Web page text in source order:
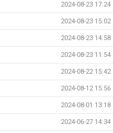
2024-08-23 17:24
2024-08-23 15:02
2024-08-23 14:58
2024-08-23 11:54
2024-08-22 15:42
2024-08-12 15:56
2024-08-01 13:18
2024-06-27 14:34